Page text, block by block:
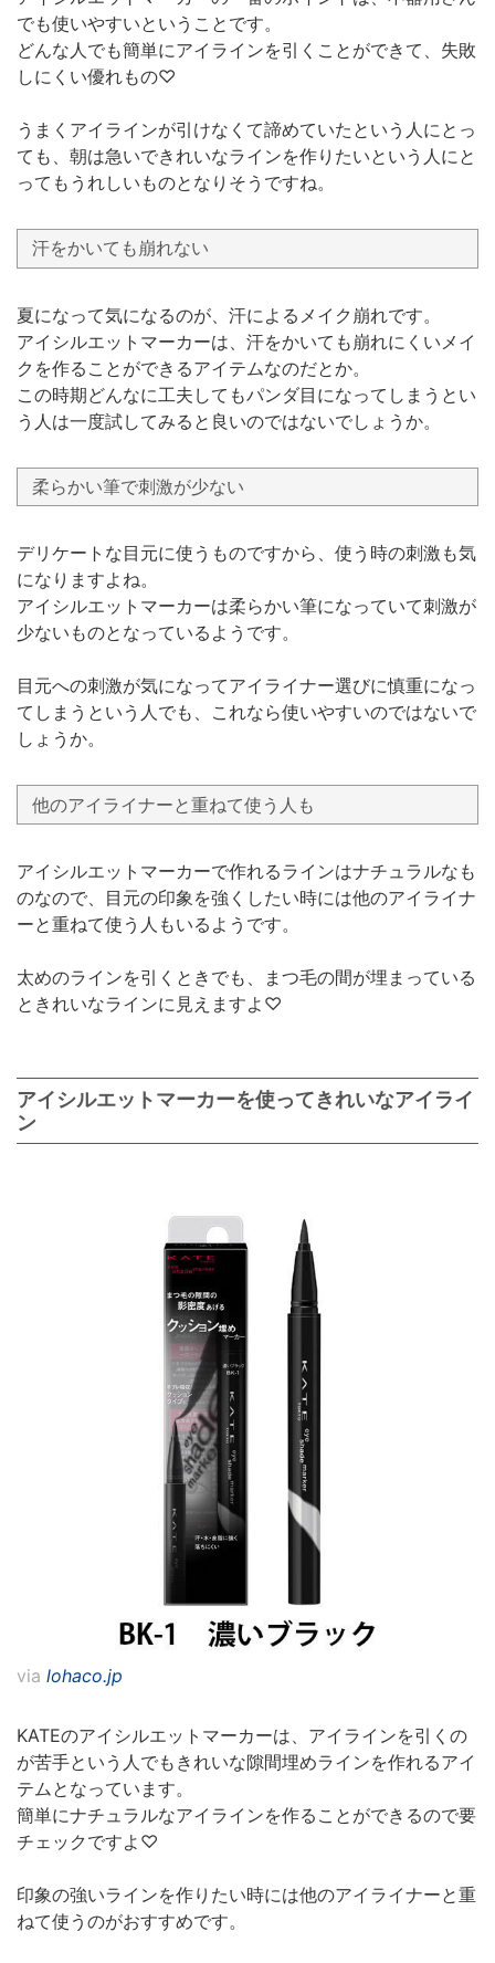
でも使いやすいということです。
どんな人でも簡単にアイラインを引くことができて、失敗
しにくい優れもの♡
うまくアイラインが引けなくて諦めていたという人にとっ
ても、朝は急いできれいなラインを作りたいという人にと
ってもうれしいものとなりそうですね。
汗をかいても崩れない
夏になって気になるのが、汗によるメイク崩れです。
アイシルエットマーカーは、汗をかいても崩れにくいメイ
クを作ることができるアイテムなのだとか。
この時期どんなに工夫してもパンダ目になってしまうとい
う人は一度試してみると良いのではないでしょうか。
柔らかい筆で刺激が少ない
デリケートな目元に使うものですから、使う時の刺激も気
になりますよね。
アイシルエットマーカーは柔らかい筆になっていて刺激が
少ないものとなっているようです。
目元への刺激が気になってアイライナー選びに慎重になっ
てしまうという人でも、これなら使いやすいのではないで
しょうか。
他のアイライナーと重ねて使う人も
アイシルエットマーカーで作れるラインはナチュラルなも
のなので、目元の印象を強くしたい時には他のアイライナ
ーと重ねて使う人もいるようです。
太めのラインを引くときでも、まつ毛の間が埋まっている
ときれいなラインに見えますよ♡
アイシルエットマーカーを使ってきれいなアイライ
ン
via lohaco.jp
KATEのアイシルエットマーカーは、アイラインを引くの
が苦手という人でもきれいな隙間埋めラインを作れるアイ
テムとなっています。
簡単にナチュラルなアイラインを作ることができるので要
チェックですよ♡
印象の強いラインを作りたい時には他のアイライナーと重
ねて使うのがおすすめです。